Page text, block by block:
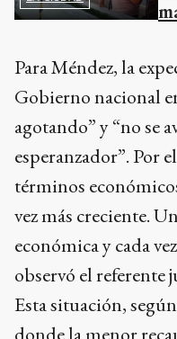
Para Méndez, la
agotando” y “no se
esperanzador”. Por
términos
vez más creciente.
económica y cada
observó el referente
Esta situación,
donde la menor
nacional,